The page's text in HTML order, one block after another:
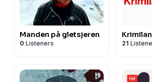
Manden på gletsjeren
0 Listeners 21